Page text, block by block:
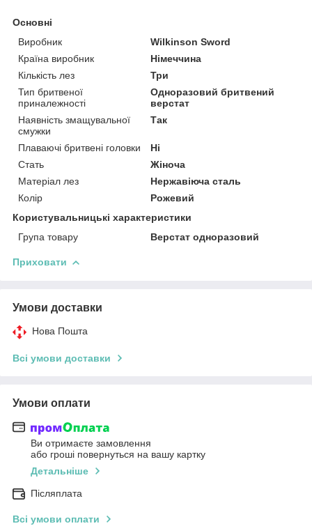
Основні
Виробник
Wilkinson Sword
Країна виробник
Німеччина
Кількість лез
Три
Тип бритвеної
приналежності
Одноразовий бритвений
верстат
Наявність змащувальної
смужки
Так
Плаваючі бритвені головки
Ні
Стать
Жіноча
Матеріал лез
Нержавіюча сталь
Колір
Рожевий
Користувальницькі характеристики
Група товару
Верстат одноразовий
Приховати
Умови доставки
Нова Пошта
Всі умови доставки
Умови оплати
Ви отримаєте замовлення
або гроші повернуться на вашу картку
Детальніше
Післяплата
Всі умови оплати